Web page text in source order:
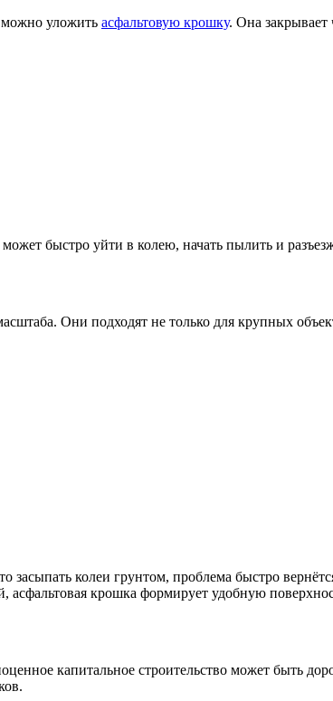
уложить асфальтовую крошку. Она закрывает
быстро уйти в колею, начать пылить и
Они подходят не только для крупных
колеи грунтом, проблема быстро
крошка формирует удобную
капитальное строительство может быть